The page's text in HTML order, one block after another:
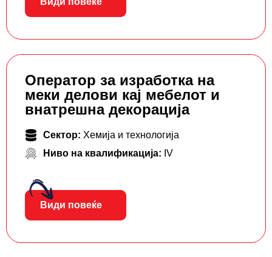
Оператор за изработка на
меки делови кај мебелот и
внатрешна декорација
Сектор: Хемија и технологија
Ниво на квалификација: IV
Види повеќе